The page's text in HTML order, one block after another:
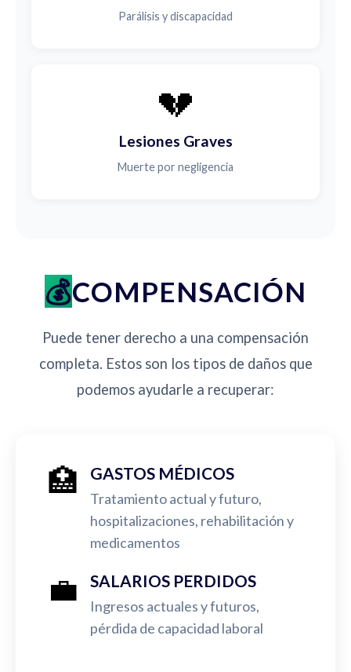
Parálisis y discapacidad
💔
Lesiones Graves
Muerte por negligencia
COMPENSACIÓN
Puede tener derecho a una compensación
completa. Estos son los tipos de daños que
podemos ayudarle a recuperar:
🏥 GASTOS MÉDICOS
Tratamiento actual y futuro,
hospitalizaciones, rehabilitación y
medicamentos
💼 SALARIOS PERDIDOS
Ingresos actuales y futuros,
pérdida de capacidad laboral